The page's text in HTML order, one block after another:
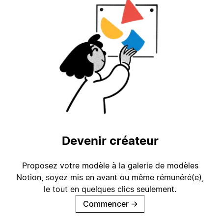
Devenir créateur
Proposez votre modèle à la galerie de modèles
Notion, soyez mis en avant ou même rémunéré(e),
le tout en quelques clics seulement.
Commencer →